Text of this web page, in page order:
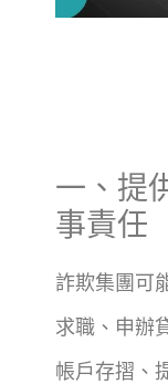
一、提
事責任
詐欺集團可
求職、申辦
帳戶存摺、